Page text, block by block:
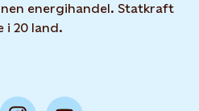
energihandel. Statkraft
i 20 land.